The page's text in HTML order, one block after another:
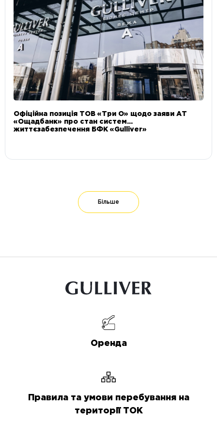
Офіційна позиція ТОВ «Три О» щодо заяви АТ
«Ощадбанк» про стан систем
життєзабезпечення БФК «Gulliver»
Більше
Оренда
Правила та умови перебування на
території ТОК